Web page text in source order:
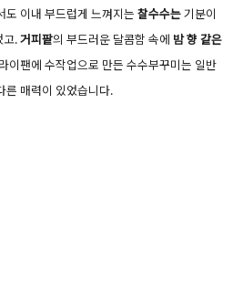
도 이내 부드럽게 느껴지는 찰수수는기분이
고.거피팥의 부드러운 달콤함 속에 밤 향 같은
이팬에 수작업으로 만든 수수부꾸미는 일반
른 매력이 있었습니다.